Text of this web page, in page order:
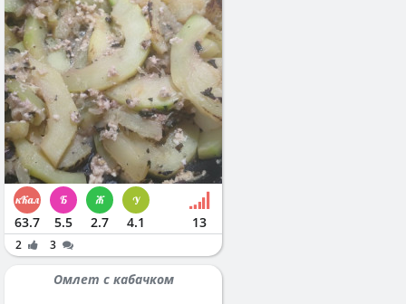
63.7 5.5 2.7 4.1 13
2 3
Омлет с кабачком